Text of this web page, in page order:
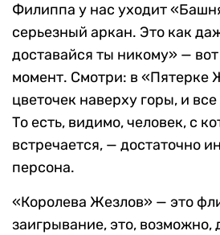
Филиппа у нас уходит
серьезный аркан. Это как
доставайся ты никому» —
момент. Смотри: в «Пятерке
цветочек наверху горы, и
То есть, видимо, человек, с
встречается, — достаточно
персона.
«Королева Жезлов» — это
заигрывание, это, возможно,